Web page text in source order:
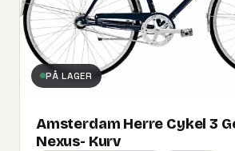
PÅ LAGER
Amsterdam Herre Cykel 3
Nexus- Kurv